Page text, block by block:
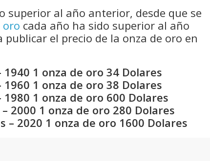
superior al año anterior, desde que se
oro cada año ha sido superior al año
el precio de la onza de oro en
1 onza de oro 34 Dolares
1 onza de oro 38 Dolares
1 onza de oro 600 Dolares
2000 1 onza de oro 280 Dolares
– 2020 1 onza de oro 1600 Dolares